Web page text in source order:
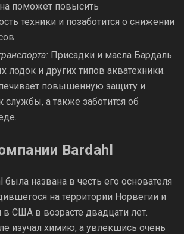
поможет повысить
техники и позаботится о снижении
Присадки и масла Бардаль
лодок и других типов акватехники.
повышенную защиту и
службы, а также заботится об
Bardahl
была названа в честь его основателя
на территории Норвегии и
США в возрасте двадцати лет.
изучал химию, а увлекшись очень